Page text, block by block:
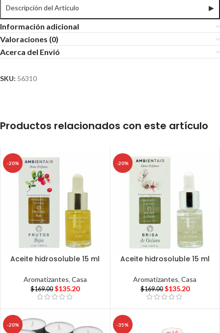
Descripción del Articulo ▶
Información adicional
Valoraciones (0)
Acerca del Envió
SKU: 56310
Productos relacionados con este artículo
-20%
Aceite hidrosoluble 15 ml
Aromatizantes, Casa
$169.00 $135.20
-20%
Aceite hidrosoluble 15 ml
Aromatizantes,Casa
$169.00 $135.20
-20% -35%